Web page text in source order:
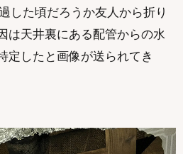
した頃だろうか友人から折り
は天井裏にある配管からの水
定したと画像が送られてき